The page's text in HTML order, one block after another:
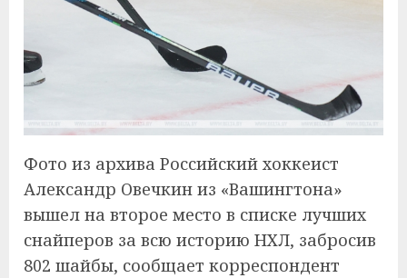
Фото из архива Российский хоккеист
Александр Овечкин из «Вашингтона»
вышел на второе место в списке лучших
снайперов за всю историю НХЛ, забросив
802 шайбы, сообщает корреспондент